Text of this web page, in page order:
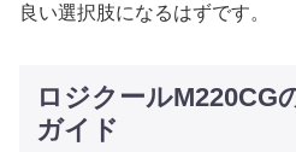
良い選択肢になるはずです。
ロジクールM220CG
ガイド